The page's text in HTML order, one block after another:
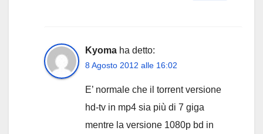
Kyoma ha detto:
8 Agosto 2012 alle 16:02
E’ normale che il torrent versione
hd-tv in mp4 sia più di 7 giga
mentre la versione 1080p bd in